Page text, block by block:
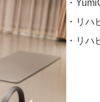
・
・リハ
・リハ